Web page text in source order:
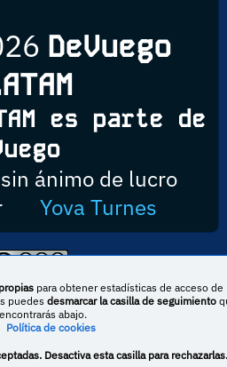
DeVuego
es parte de
ánimo de lucro
Yova Turnes
de Creative Commons Reconocimiento-
4.0 Internacional
España DeVuego LATAM
para obtener estadísticas de acceso de
puedes desmarcar la casilla de seguimiento
encontrarás abajo.
Política de cookies
Desactiva esta casilla para rechazarlas.